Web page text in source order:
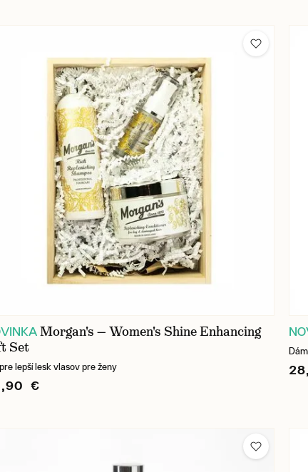
Morgan's — Women's Shine Enhancing
Set
lepší lesk vlasov pre ženy
€